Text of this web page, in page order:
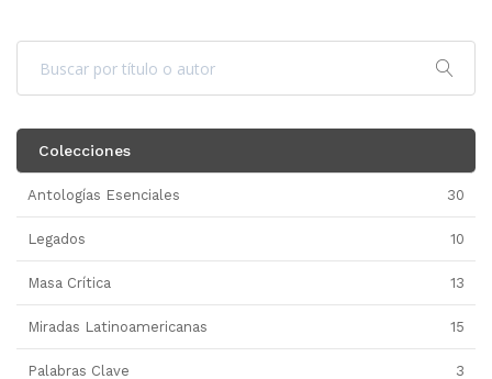
Colecciones
Antologías Esenciales 30
Legados 10
Masa Crítica 13
Miradas Latinoamericanas 15
Palabras Clave 3